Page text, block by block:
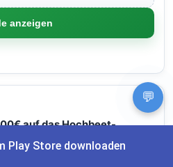
anzeigen
auf das Hochbeet-
100 x 200 cm, 84 cm Höhe!
💬
Play Store downloaden